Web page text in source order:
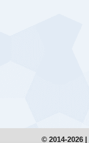
© 2014-2026 |